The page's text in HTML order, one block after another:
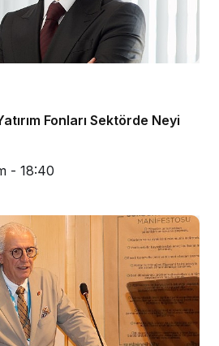
Fonları Sektörde Neyi
- 18:40